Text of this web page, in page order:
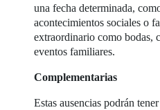
una fecha determinada,
acontecimientos sociales o
extraordinario como bodas,
eventos familiares.
Complementarias
Estas ausencias podrán